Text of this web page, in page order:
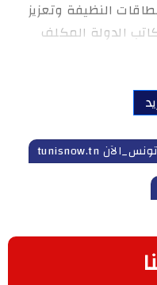
النظيفة وتعزيز
الدولة المكلف
تونس_الآن tunisnow.tn